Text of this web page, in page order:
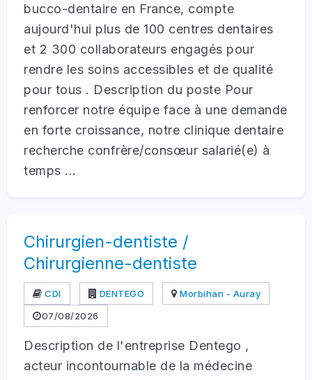
bucco-dentaire en France, compte
aujourd'hui plus de 100 centres dentaires
et 2 300 collaborateurs engagés pour
rendre les soins accessibles et de qualité
pour tous . Description du poste Pour
renforcer notre équipe face à une demande
en forte croissance, notre clinique dentaire
recherche confrère/consœur salarié(e) à
temps ...
Chirurgien-dentiste /
Chirurgienne-dentiste
CDI DENTEGO
Morbihan - Auray
07/08/2026
Description de l'entreprise Dentego ,
acteur incontournable de la médecine